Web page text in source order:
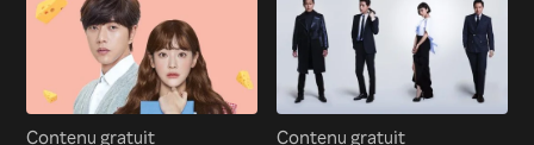
Contenu gratuit Contenu gratuit